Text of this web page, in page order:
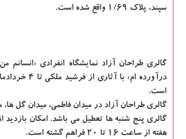
سپند، پلاک ۱/۶۹ واقع شده است.
گالری طراحان آزاد نمایشگاه انفرادی «انسانم
درآورده ام»
است.
گالری طراحان آزاد در میدان فاطمی، میدان گل
گالری پنج شنبه ها تعطیل می باشد. امکان بازدید
هفته از ساعت ۱۶ تا ۲۰ فراهم گشته است.